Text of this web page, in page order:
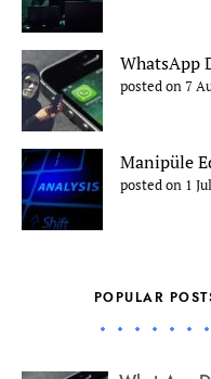
WhatsApp
posted on 7
Manipüle
posted on 1
POPULAR